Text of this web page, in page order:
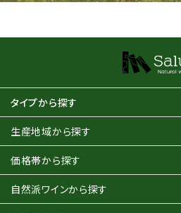
タイプから探す
生産地域から探す
価格帯から探す
自然派ワインから探す